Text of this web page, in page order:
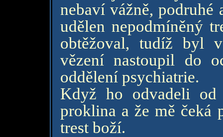
nebaví vážně, podruhé
udělen nepodmíněný
obtěžoval, tudíž byl
vězení nastoupil do
oddělení psychiatrie.
Když ho odvadeli
proklina a že mě čeká
trest boží.